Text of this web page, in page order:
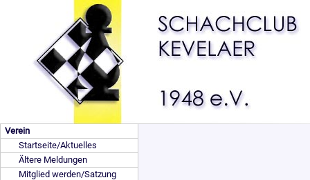
Verein
Startseite/Aktuelles
Ältere Meldungen
Mitglied werden/Satzung